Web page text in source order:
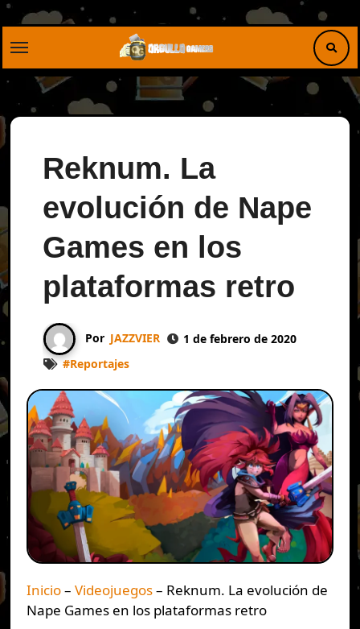
Saltar
Reknum. La
evolución de Nape
Games en los
plataformas retro
Por JAZZVIER
1 de febrero de 2020
#Reportajes
Inicio– Videojuegos– Reknum. La evolución de
Nape Games en los plataformas retro